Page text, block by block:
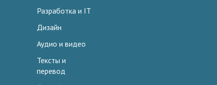
Разработка и IT
Дизайн
Аудио и видео
Тексты и
перевод